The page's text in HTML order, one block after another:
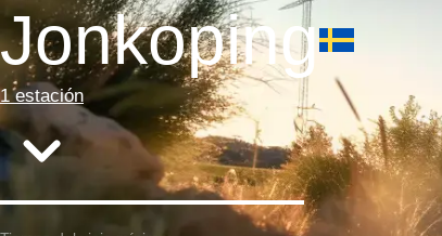
Jonkoping
1 estación